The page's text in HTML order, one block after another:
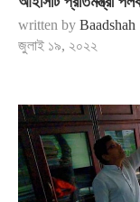
written by Baadshah
জুলাই ১৯, ২০২২